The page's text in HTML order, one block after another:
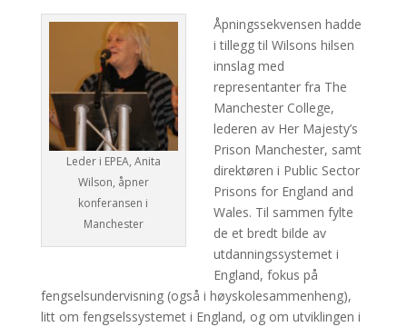
Leder i EPEA, Anita
Wilson, åpner
konferansen i
Manchester
Åpningssekvensen hadde
i tillegg til Wilsons hilsen
innslag med
representanter fra The
Manchester College,
lederen av Her Majesty’s
Prison Manchester, samt
direktøren i Public Sector
Prisons for England and
Wales. Til sammen fylte
de et bredt bilde av
utdanningssystemet i
England, fokus på
fengselsundervisning (også i høyskolesammenheng),
litt om fengselssystemet i England, og om utviklingen i